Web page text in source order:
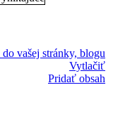
do vašej stránky, blogu
Vytlačiť
Pridať obsah